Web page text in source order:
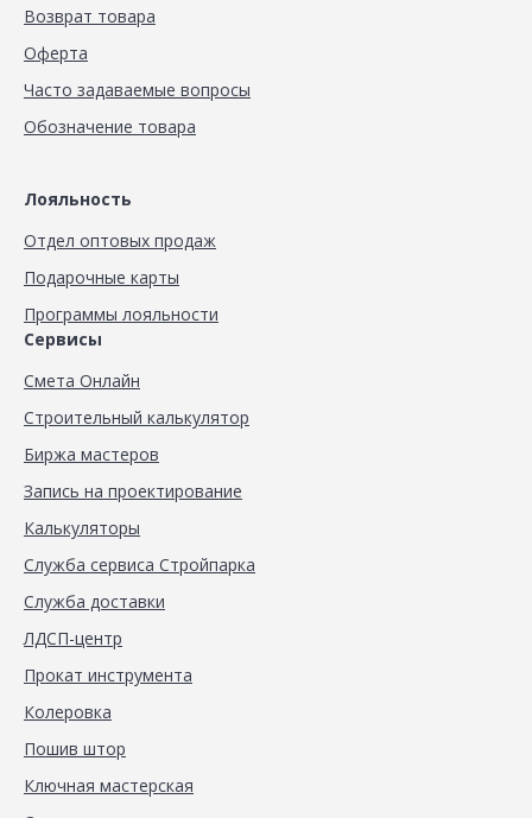
Возврат товара
Оферта
Часто задаваемые вопросы
Обозначение товара
Лояльность
Отдел оптовых продаж
Подарочные карты
Программы лояльности
Сервисы
Смета Онлайн
Строительный калькулятор
Биржа мастеров
Запись на проектирование
Калькуляторы
Служба сервиса Стройпарка
Служба доставки
ЛДСП-центр
Прокат инструмента
Колеровка
Пошив штор
Ключная мастерская